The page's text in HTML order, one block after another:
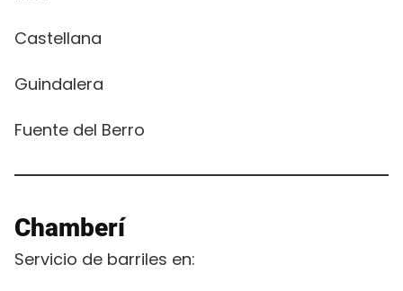
Castellana
Guindalera
Fuente del Berro
Chamberí
Servicio de barriles en: